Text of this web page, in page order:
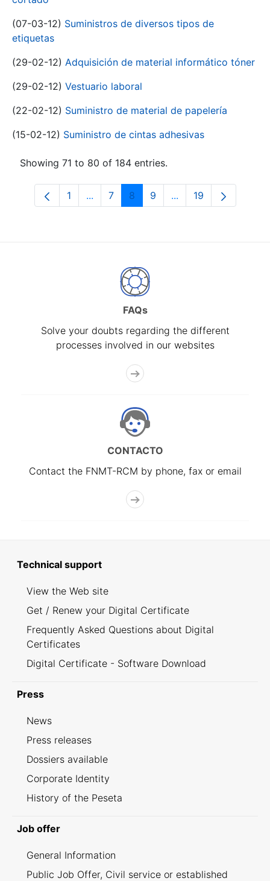
(07-03-12) Suministros de diversos tipos de
etiquetas
(29-02-12) Adquisición de material informático tóner
(29-02-12) Vestuario laboral
(22-02-12) Suministro de material de papelería
(15-02-12) Suministro de cintas adhesivas
Showing 71 to 80 of 184 entries.
Page
1 ...Intermediate Pages Use TAB to
Page
7 Page
8 Page
9 ...Intermediate Pages
Page
19
FAQs
Solve your doubts regarding the different
processes involved in our websites
CONTACTO
Contact the FNMT-RCM by phone, fax or email
Technical support
View the Web site
Get / Renew your Digital Certificate
Frequently Asked Questions about Digital
Certificates
Digital Certificate - Software Download
Press
News
Press releases
Dossiers available
Corporate Identity
History of the Peseta
Job offer
General Information
Public Job Offer, Civil service or established